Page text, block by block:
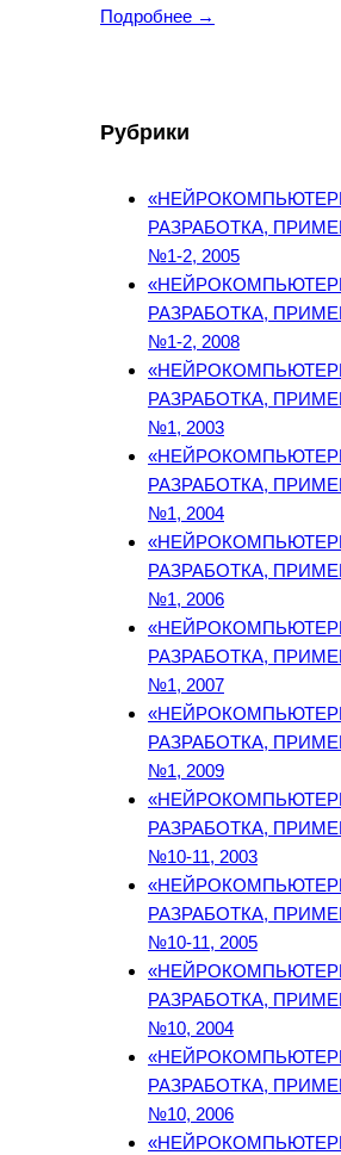
Подробнее →
Рубрики
РАЗРАБОТКА,
№1-2, 2005
РАЗРАБОТКА,
№1-2, 2008
РАЗРАБОТКА,
№1, 2003
РАЗРАБОТКА,
№1, 2004
РАЗРАБОТКА,
№1, 2006
РАЗРАБОТКА,
№1, 2007
РАЗРАБОТКА,
№1, 2009
РАЗРАБОТКА,
№10-11, 2003
РАЗРАБОТКА,
№10-11, 2005
РАЗРАБОТКА,
№10, 2004
РАЗРАБОТКА,
№10, 2006